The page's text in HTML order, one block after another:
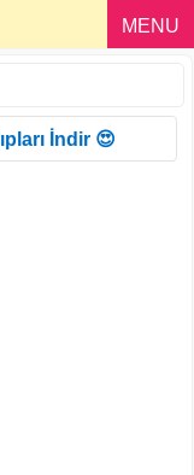
MENU
İndir 😍